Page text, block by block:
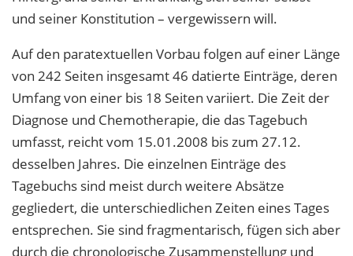
und seiner Konstitution – vergewissern will.
Auf den paratextuellen Vorbau folgen auf einer Länge
von 242 Seiten insgesamt 46 datierte Einträge, deren
Umfang von einer bis 18 Seiten variiert. Die Zeit der
Diagnose und Chemotherapie, die das Tagebuch
umfasst, reicht vom 15.01.2008 bis zum 27.12.
desselben Jahres. Die einzelnen Einträge des
Tagebuchs sind meist durch weitere Absätze
gegliedert, die unterschiedlichen Zeiten eines Tages
entsprechen. Sie sind fragmentarisch, fügen sich aber
durch die chronologische Zusammenstellung und